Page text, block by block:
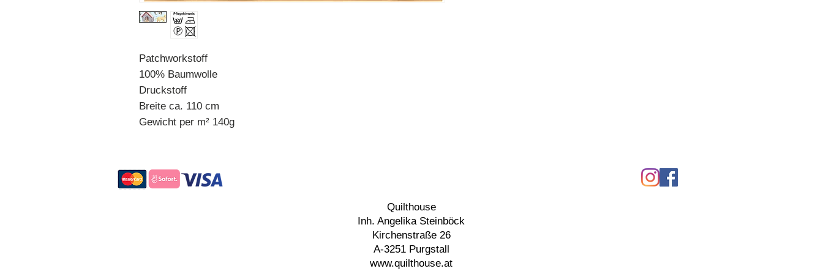
Patchworkstoff
100% Baumwolle
Druckstoff
Breite ca. 110 cm
Gewicht per m² 140g
Quilthouse
Inh. Angelika Steinböck
Kirchenstraße 26
A-3251 Purgstall
www.quilthouse.at